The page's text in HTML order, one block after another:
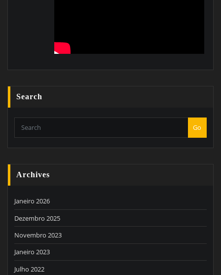
Search
Go
Archives
Janeiro 2026
Dezembro 2025
Novembro 2023
Janeiro 2023
Julho 2022